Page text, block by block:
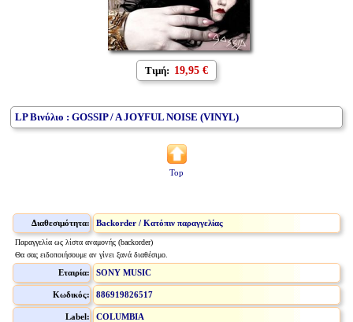
Τιμή: 19,95 €
LP Βινύλιο : GOSSIP / A JOYFUL NOISE (VINYL)
Top
Διαθεσιμότητα: Backorder / Κατόπιν παραγγελίας
Παραγγελία ως λίστα αναμονής (backorder)
Θα σας ειδοποιήσουμε αν γίνει ξανά διαθέσιμο.
Εταιρία: SONY MUSIC
Κωδικός: 886919826517
Label: COLUMBIA